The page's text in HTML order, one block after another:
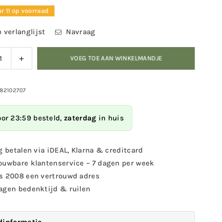
11 op voorraad
verlanglijst Navraag
Verhoog
de
voor
VOEG TOE AAN WINKELMANDJE
23:59 besteld, zaterdag in huis
betalen via iDEAL, Klarna & creditcard
klantenservice – 7 dagen per week
2008 een vertrouwd adres
bedenktijd & ruilen